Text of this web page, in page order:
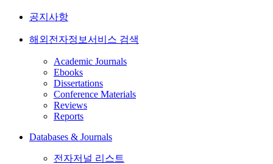
공지사항
해외전자정보서비스 검색
Academic Journals
Ebooks
Dissertations
Conference Materials
Reviews
Reports
Databases & Journals
전자저널 리스트